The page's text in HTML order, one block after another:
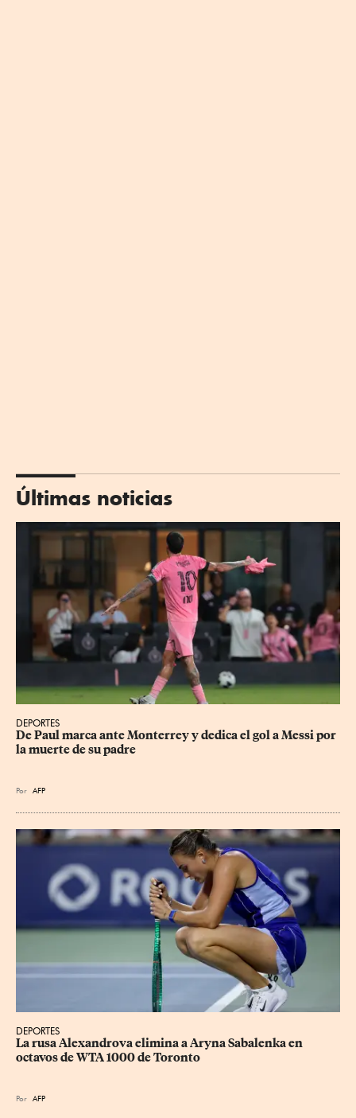
Últimas noticias
DEPORTES
De Paul marca ante Monterrey y dedica el gol a Messi por
la muerte de su padre
Por AFP
DEPORTES
La rusa Alexandrova elimina a Aryna Sabalenka en
octavos de WTA 1000 de Toronto
Por AFP